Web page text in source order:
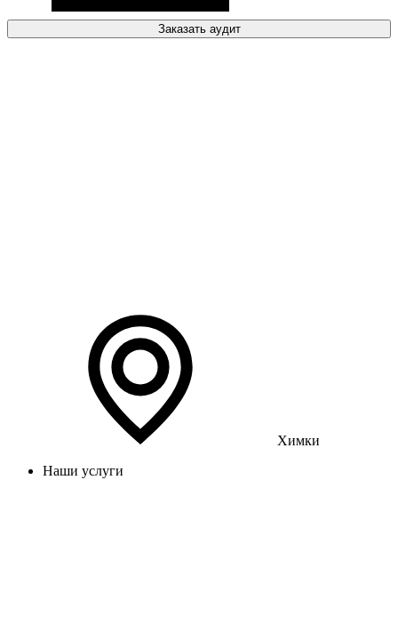
Заказать аудит
Химки
Наши услуги